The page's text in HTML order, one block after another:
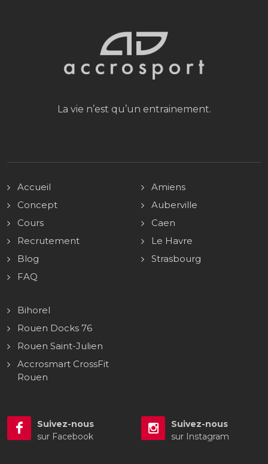
La vie n’est qu’un entrainement.
Accueil
Concept
Cours
Recrutement
Blog
FAQ
Amiens
Auberville
Caen
Le Havre
Strasbourg
Bihorel
Rouen Docks 76
Rouen Saint-Julien
Accrosmart CrossFit
Rouen
Suivez-nous
sur Facebook
Suivez-nous
sur Instagram